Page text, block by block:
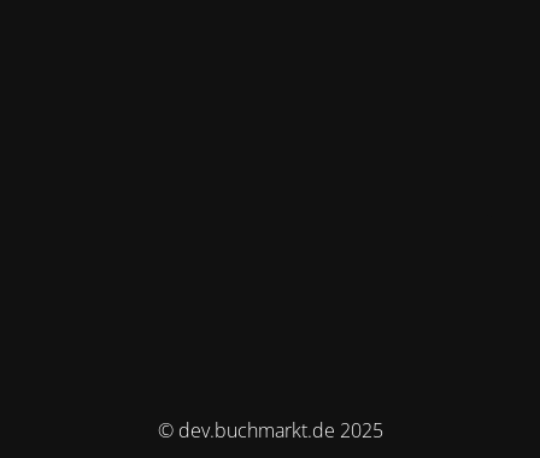
© dev.buchmarkt.de 2025